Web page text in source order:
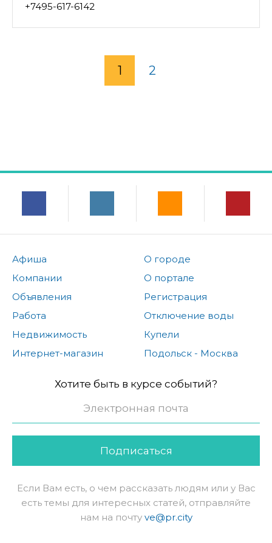
+7495-617-6142
1 2
Афиша
Компании
Объявления
Работа
Недвижимость
Интернет-магазин
О городе
О портале
Регистрация
Отключение воды
Купели
Подольск - Москва
Хотите быть в курсе событий?
Подписаться
Если Вам есть, о чем рассказать людям или у Вас
есть темы для интересных статей, отправляйте
нам на почту ve@pr.city